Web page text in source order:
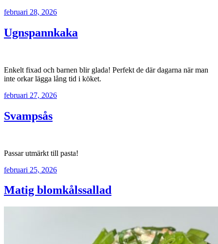
februari 28, 2026
Ugnspannkaka
Enkelt fixad och barnen blir glada! Perfekt de där dagarna när man
inte orkar lägga lång tid i köket.
februari 27, 2026
Svampsås
Passar utmärkt till pasta!
februari 25, 2026
Matig blomkålssallad